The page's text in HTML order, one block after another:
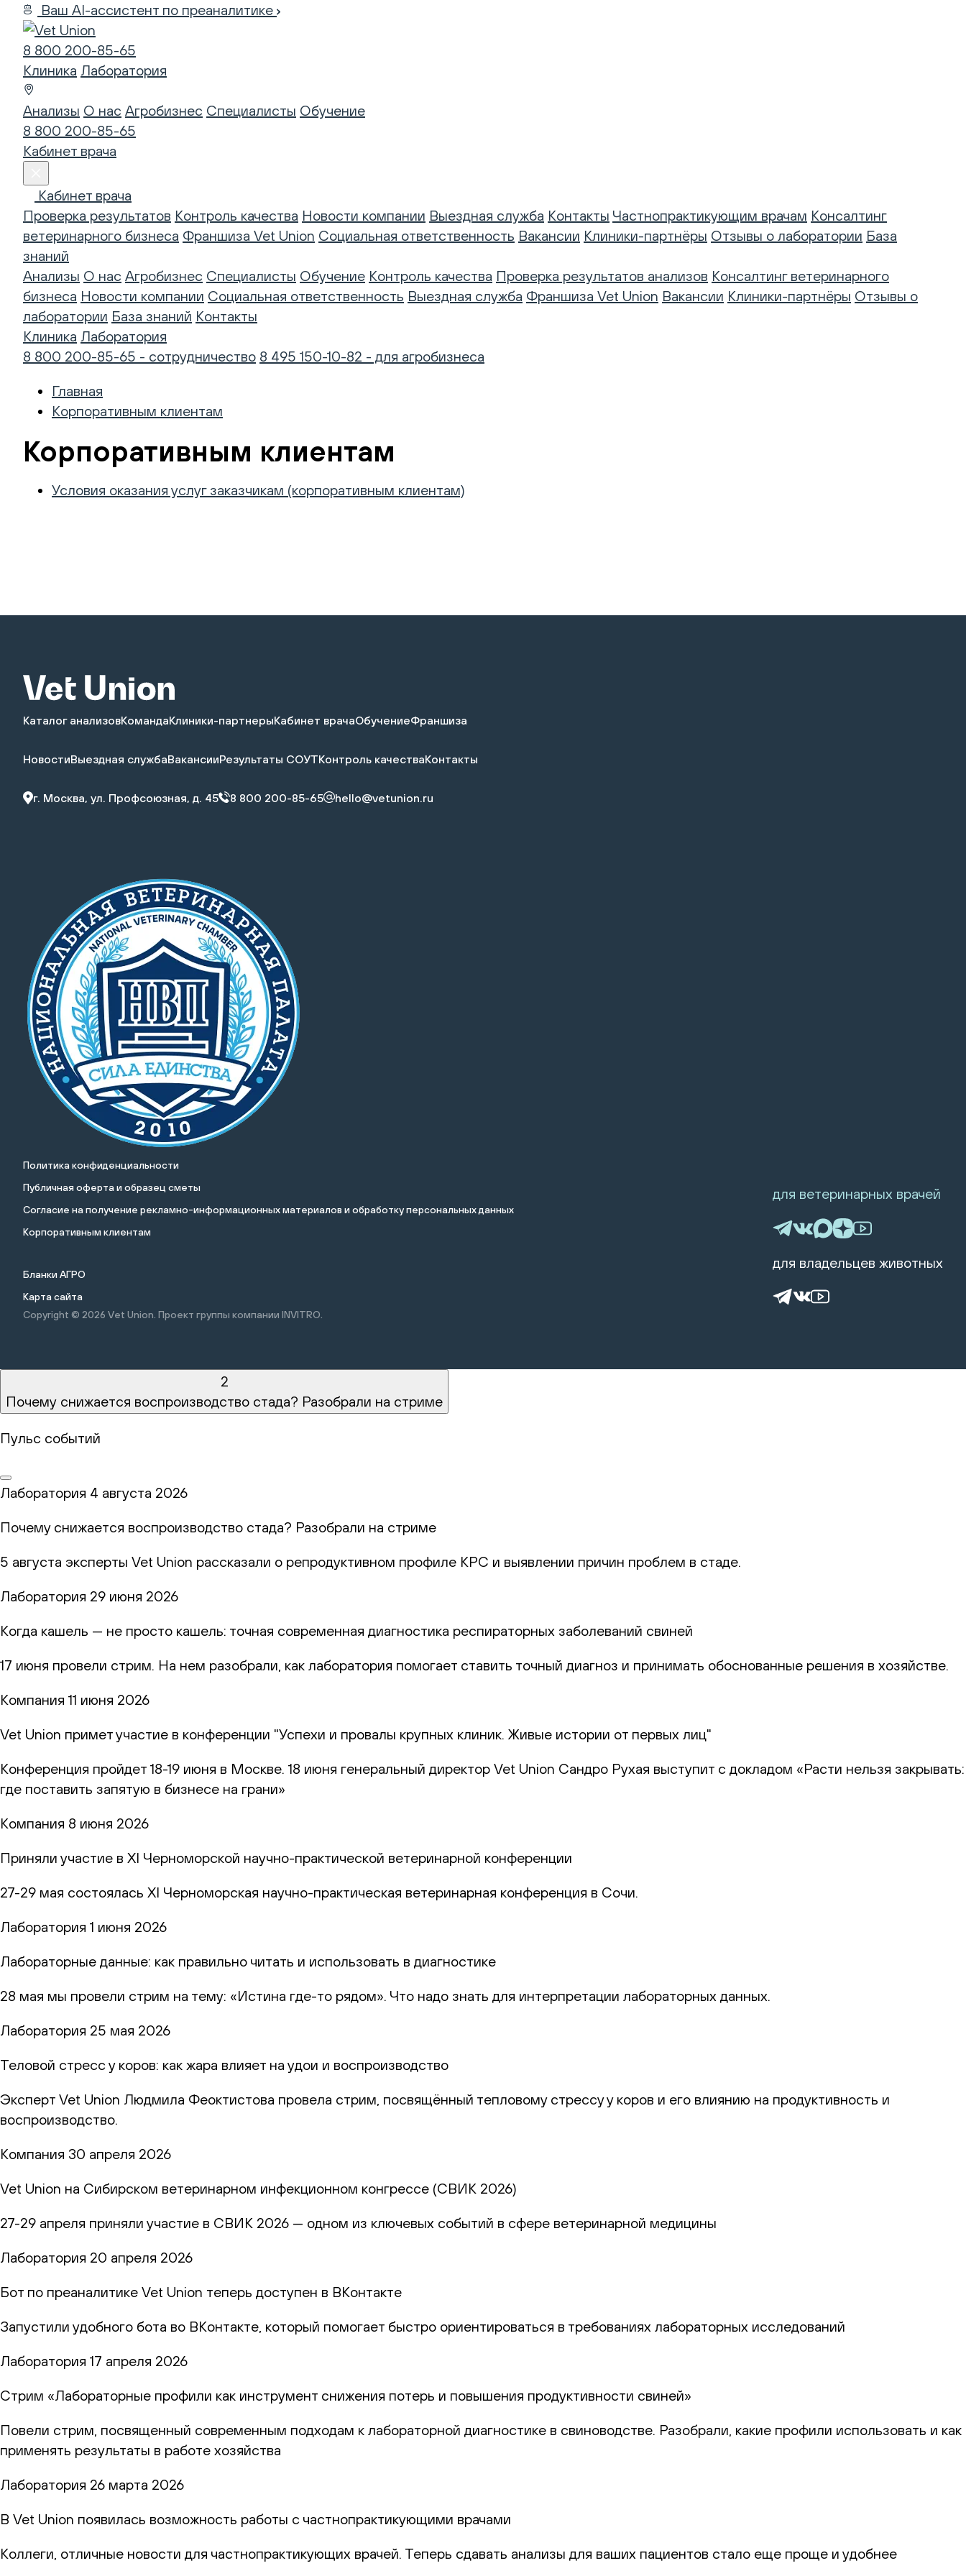
Ваш AI-ассистент по преаналитике
8 800 200-85-65
Клиника Лаборатория
Анализы О нас Агробизнес Специалисты Обучение
8 800 200-85-65
Кабинет врача
Кабинет врача
Проверка результатов Контроль качества Новости компании Выездная служба Контакты Частнопрактикующим врачам Консалтинг
ветеринарного бизнеса Франшиза Vet Union Социальная ответственность Вакансии Клиники-партнёры Отзывы о лаборатории База
знаний
Анализы О нас Агробизнес Специалисты Обучение Контроль качества Проверка результатов анализов Консалтинг ветеринарного
бизнеса Новости компании Социальная ответственность Выездная служба Франшиза Vet Union Вакансии Клиники-партнёры Отзывы о
лаборатории База знаний Контакты
Клиника Лаборатория
8 800 200-85-65 - сотрудничество 8 495 150-10-82 - для агробизнеса
Главная
Корпоративным клиентам
Корпоративным клиентам
Условия оказания услуг заказчикам (корпоративным клиентам)
Каталог анализовКомандаКлиники-партнерыКабинет врачаОбучениеФраншиза
НовостиВыездная службаВакансииРезультаты СОУТКонтроль качестваКонтакты
г. Москва, ул. Профсоюзная, д. 45 8 800 200-85-65 hello@vetunion.ru
Политика конфиденциальности
Публичная оферта и образец сметы
Cогласие на получение рекламно-информационных материалов и обработку персональных данных
Корпоративным клиентам
Бланки АГРО
Карта сайта
Copyright © 2026 Vet Union. Проект группы компании INVITRO.
для ветеринарных врачей
для владельцев животных
2
Почему снижается воспроизводство стада? Разобрали на стриме
Пульс событий
Лаборатория 4 августа 2026
Почему снижается воспроизводство стада? Разобрали на стриме
5 августа эксперты Vet Union рассказали о репродуктивном профиле КРС и выявлении причин проблем в стаде.
Лаборатория 29 июня 2026
Когда кашель — не просто кашель: точная современная диагностика респираторных заболеваний свиней
17 июня провели стрим. На нем разобрали, как лаборатория помогает ставить точный диагноз и принимать обоснованные решения в хозяйстве.
Компания 11 июня 2026
Vet Union примет участие в конференции "Успехи и провалы крупных клиник. Живые истории от первых лиц"
Конференция пройдет 18-19 июня в Москве. 18 июня генеральный директор Vet Union Сандро Рухая выступит с докладом «Расти нельзя закрывать:
где поставить запятую в бизнесе на грани»
Компания 8 июня 2026
Приняли участие в XI Черноморской научно-практической ветеринарной конференции
27-29 мая состоялась XI Черноморская научно-практическая ветеринарная конференция в Сочи.
Лаборатория 1 июня 2026
Лабораторные данные: как правильно читать и использовать в диагностике
28 мая мы провели стрим на тему: «Истина где-то рядом». Что надо знать для интерпретации лабораторных данных.
Лаборатория 25 мая 2026
Теловой стресс у коров: как жара влияет на удои и воспроизводство
Эксперт Vet Union Людмила Феоктистова провела стрим, посвящённый тепловому стрессу у коров и его влиянию на продуктивность и
воспроизводство.
Компания 30 апреля 2026
Vet Union на Сибирском ветеринарном инфекционном конгрессе (СВИК 2026)
27-29 апреля приняли участие в СВИК 2026 — одном из ключевых событий в сфере ветеринарной медицины
Лаборатория 20 апреля 2026
Бот по преаналитике Vet Union теперь доступен в ВКонтакте
Запустили удобного бота во ВКонтакте, который помогает быстро ориентироваться в требованиях лабораторных исследований
Лаборатория 17 апреля 2026
Стрим «Лабораторные профили как инструмент снижения потерь и повышения продуктивности свиней»
Повели стрим, посвященный современным подходам к лабораторной диагностике в свиноводстве. Разобрали, какие профили использовать и как
применять результаты в работе хозяйства
Лаборатория 26 марта 2026
В Vet Union появилась возможность работы с частнопрактикующими врачами
Коллеги, отличные новости для частнопрактикующих врачей. Теперь сдавать анализы для ваших пациентов стало еще проще и удобнее